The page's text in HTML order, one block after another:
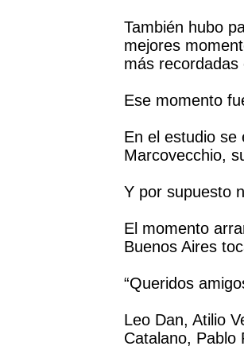
También hubo
mejores
más
Ese momento
En el estudio se
Marcovecchio,
Y por supuesto
El momento
Buenos Aires
“Queridos
Leo Dan, Atilio
Catalano, Pablo